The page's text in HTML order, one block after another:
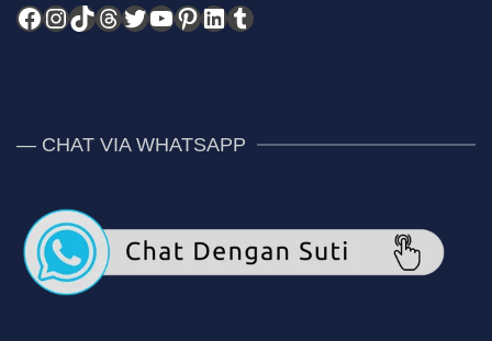
Facebook
Instagram
TikTok
Threads
Twitter
YouTube
Pinterest
LinkedIn
Tumblr
— CHAT VIA WHATSAPP